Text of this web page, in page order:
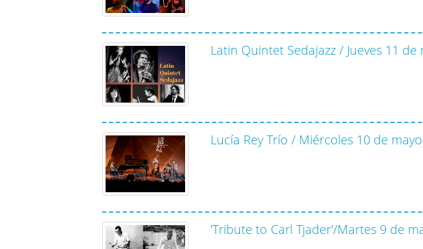
Latin Quintet Sedajazz / Jueves 11 de
Lucía Rey Trío / Miércoles 10 de mayo
'Tribute to Carl Tjader'/Martes 9 de